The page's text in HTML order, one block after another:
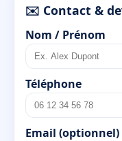
✉️ Contact &
Nom / Prénom
Téléphone
Email (optionnel)